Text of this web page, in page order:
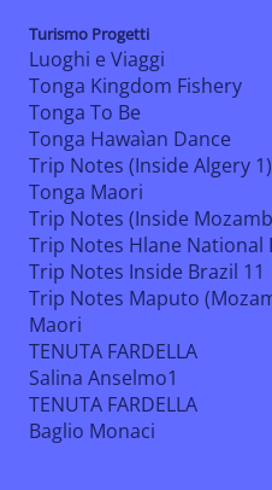
Turismo Progetti
Luoghi e Viaggi
Tonga Kingdom Fishery
Tonga To Be
Tonga Hawaìan Dance
Trip Notes (Inside Algery 1)
Tonga Maori
Trip Notes (Inside
Trip Notes Hlane National
Trip Notes Inside Brazil 11
Trip Notes Maputo
Maori
TENUTA FARDELLA
Salina Anselmo1
TENUTA FARDELLA
Baglio Monaci